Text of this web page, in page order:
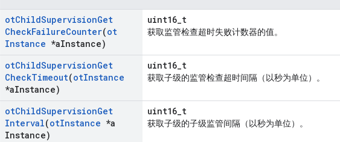
otChildSupervisionGet
CheckFailureCounter(ot
Instance *aInstance)
uint16_t
获取监管检查超时失败计数器的值。
otChildSupervisionGet
CheckTimeout(otInstance
*aInstance)
uint16_t
获取子级的监管检查超时间隔（以秒为单位）。
otChildSupervisionGet
Interval(otInstance *a
Instance)
uint16_t
获取子级的子级监管间隔（以秒为单位）。